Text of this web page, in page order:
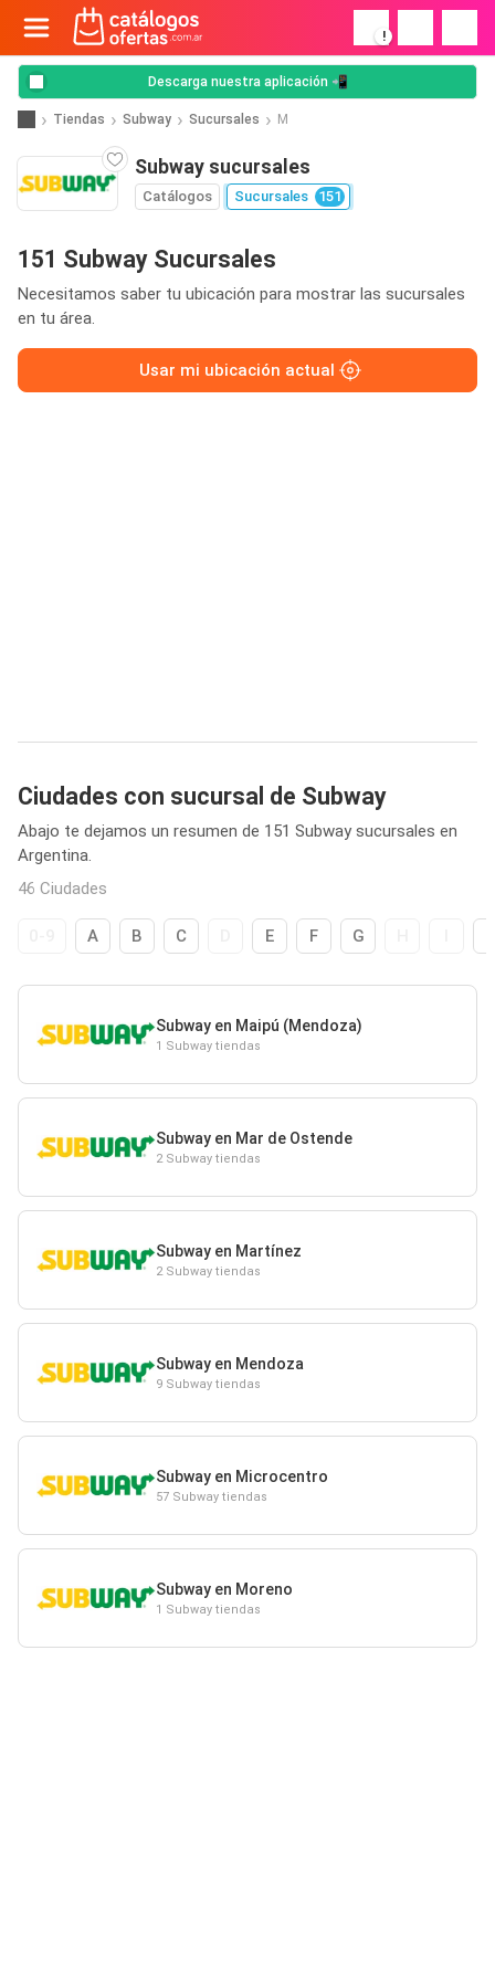
!
Descarga nuestra aplicación 📲
Tiendas Subway Sucursales M
Subway sucursales
Catálogos Sucursales 151
151 Subway Sucursales
Necesitamos saber tu ubicación para mostrar las sucursales
en tu área.
Usar mi ubicación actual
Ciudades con sucursal de Subway
Abajo te dejamos un resumen de 151 Subway sucursales en
Argentina.
46 Ciudades
A B C E F G
Subway en Maipú (Mendoza)
1 Subway tiendas
Subway en Mar de Ostende
2 Subway tiendas
Subway en Martínez
2 Subway tiendas
Subway en Mendoza
9 Subway tiendas
Subway en Microcentro
57 Subway tiendas
Subway en Moreno
1 Subway tiendas